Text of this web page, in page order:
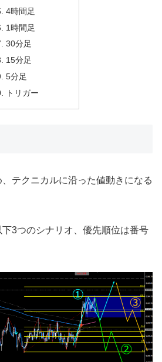
4時間足
1時間足
30分足
15分足
5分足
トリガー
テクニカルに沿った値動きになる
3つのシナリオ、優先順位は番号